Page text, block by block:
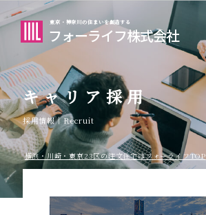
東京・神奈川の住まいを創造する
フォーライフ株式会社
キャリア採用
採用情報｜Recruit
横浜・川崎・東京23区の注⽂住宅はフォーライフTOP